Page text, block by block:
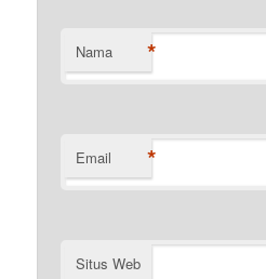
Nama *
Email *
Situs Web